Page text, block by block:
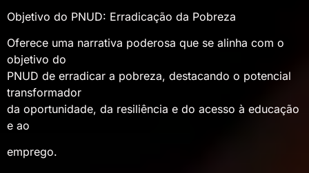
Objetivo do PNUD: Erradicação da Pobreza
Oferece uma narrativa poderosa que se alinha com o
objetivo do
PNUD de erradicar a pobreza, destacando o potencial
transformador
da oportunidade, da resiliência e do acesso à educação
e ao
emprego.